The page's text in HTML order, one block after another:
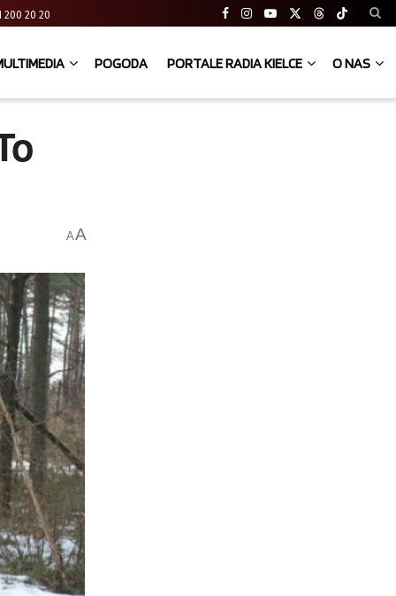
200 20 20
POGODA PORTALE RADIA KIELCE O NAS
AA